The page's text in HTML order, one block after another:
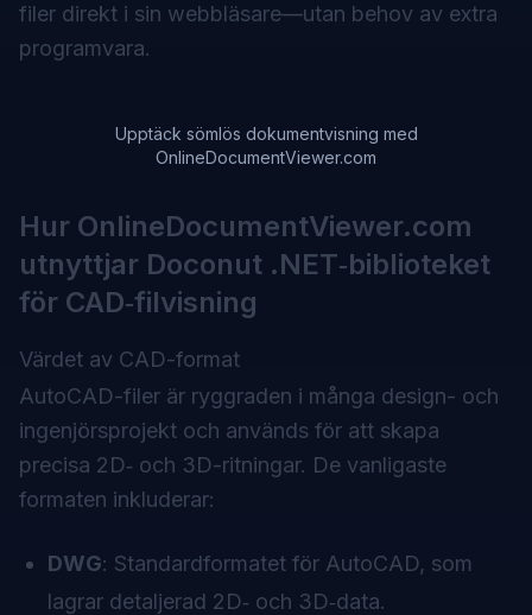
filer direkt i sin webbläsare—utan behov av extra
programvara.
Upptäck sömlös dokumentvisning med
OnlineDocumentViewer.com
Hur OnlineDocumentViewer.com
utnyttjar Doconut .NET‑biblioteket
för CAD‑filvisning
Värdet av CAD-format
AutoCAD-filer är ryggraden i många design- och
ingenjörsprojekt och används för att skapa
precisa 2D‑ och 3D-ritningar. De vanligaste
formaten inkluderar:
DWG: Standardformatet för AutoCAD, som
lagrar detaljerad 2D‑ och 3D‑data.